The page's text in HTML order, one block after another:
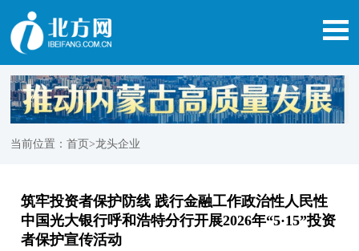
当前位置：首页>龙头企业
筑牢投资者保护防线 践行金融工作政治性人民性
中国光大银行呼和浩特分行开展2026年“5·15”投资
者保护宣传活动